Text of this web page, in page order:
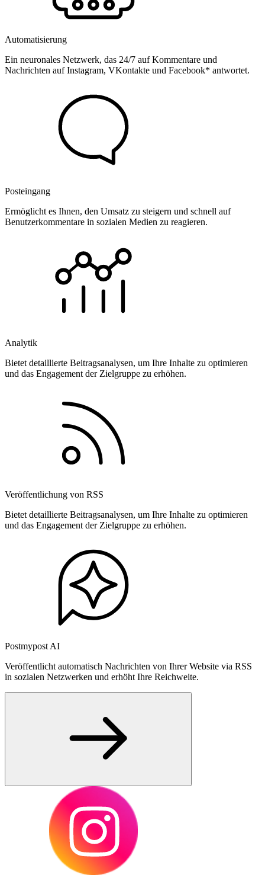
Automatisierung
Ein neuronales Netzwerk, das 24/7 auf Kommentare und
Nachrichten auf Instagram, VKontakte und Facebook* antwortet.
Posteingang
Ermöglicht es Ihnen, den Umsatz zu steigern und schnell auf
Benutzerkommentare in sozialen Medien zu reagieren.
Analytik
Bietet detaillierte Beitragsanalysen, um Ihre Inhalte zu optimieren
und das Engagement der Zielgruppe zu erhöhen.
Veröffentlichung von RSS
Bietet detaillierte Beitragsanalysen, um Ihre Inhalte zu optimieren
und das Engagement der Zielgruppe zu erhöhen.
Postmypost AI
Veröffentlicht automatisch Nachrichten von Ihrer Website via RSS
in sozialen Netzwerken und erhöht Ihre Reichweite.